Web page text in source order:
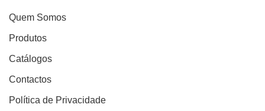
Quem Somos
Produtos
Catálogos
Contactos
Política de Privacidade